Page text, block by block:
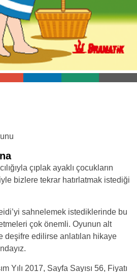
çıplak ayaklı çocukların
bizlere tekrar hatırlatmak istediği
sahnelemek istediklerinde bu
çok önemli. Oyunun alt
deşifre edilirse anlatılan hikaye
Yılı 2017, Sayfa Sayısı 56, Fiyatı